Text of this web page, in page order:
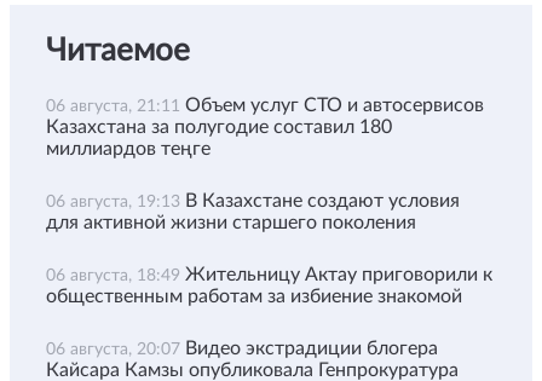
Читаемое
06 августа, 21:11 Объем услуг СТО и автосервисов
Казахстана за полугодие составил 180
миллиардов теңге
06 августа, 19:13 В Казахстане создают условия
для активной жизни старшего поколения
06 августа, 18:49 Жительницу Актау приговорили к
общественным работам за избиение знакомой
06 августа, 20:07 Видео экстрадиции блогера
Кайсара Камзы опубликовала Генпрокуратура